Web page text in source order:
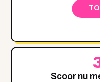
Scoor nu